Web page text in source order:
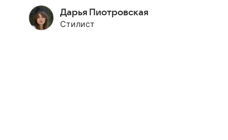
Дарья Пиотровская
Стилист